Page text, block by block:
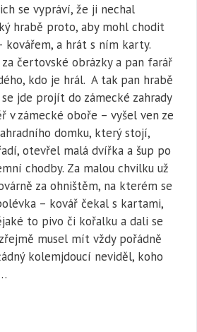
se vypráví, že ji nechal
hrabě proto, aby mohl chodit
a hrát s ním karty.
čertovské obrázky a pan farář
kdo je hrál. A tak pan hrabě
jde projít do zámecké zahrady
v zámecké oboře – vyšel ven ze
domku, který stojí,
otevřel malá dvířka a šup po
chodby. Za malou chvilku už
za ohništěm, na kterém se
– kovář čekal s kartami,
to pivo či kořalku a dali se
musel mít vždy pořádně
kolemjdoucí neviděl, koho